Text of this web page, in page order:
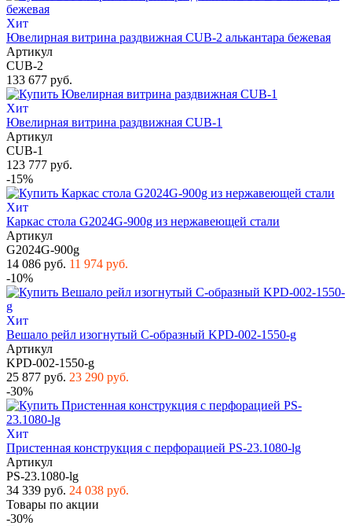
Хит
Ювелирная витрина раздвижная CUB-2 алькантара бежевая
Артикул
CUB-2
133 677 руб.
Хит
Ювелирная витрина раздвижная CUB-1
Артикул
CUB-1
123 777 руб.
-15%
Хит
Каркас стола G2024G-900g из нержавеющей стали
Артикул
G2024G-900g
14 086 руб. 11 974 руб.
-10%
Хит
Вешало рейл изогнутый С-образный KPD-002-1550-g
Артикул
KPD-002-1550-g
25 877 руб. 23 290 руб.
-30%
Хит
Пристенная конструкция с перфорацией PS-23.1080-lg
Артикул
PS-23.1080-lg
34 339 руб. 24 038 руб.
Товары по акции
-30%